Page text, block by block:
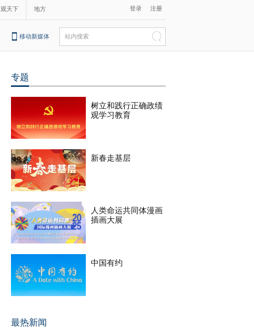
观天下 地方 登录 注册
移动新媒体 站内搜索
专题
树立和践行正确政绩
观学习教育
新春走基层
人类命运共同体漫画
插画大展
中国有约
最热新闻